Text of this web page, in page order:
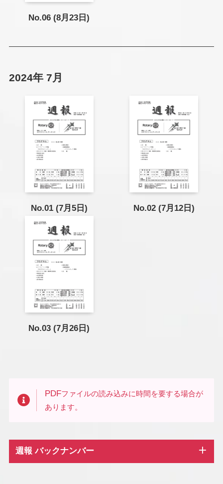
No.06 (8月23日)
2024年 7月
No.01 (7月5日) No.02 (7月12日)
No.03 (7月26日)
PDFファイルの読み込みに時間を要する場合が
あります。
週報 バックナンバー